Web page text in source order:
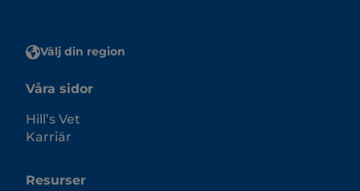
Välj din region
Våra sidor
Hill’s Vet
Karriär
Resurser